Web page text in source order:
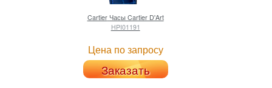
Cartier Часы Cartier D'Art
HPI01191
Цена по запросу
Заказать